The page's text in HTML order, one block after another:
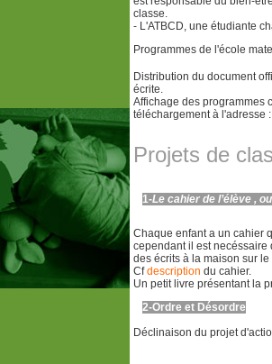
classe.
- L'ATBCD, une étudiante
Programmes de l'école
Distribution du document
écrite.
Affichage des programmes
téléchargement à l'adresse
Projets de
1-Le cahier de l’élève ,
Chaque enfant a un cahier
cependant il est necéssaire
des écrits à la maison sur
Cfdescription du cahier.
Un petit livre présentant la
2-Ordre et Désordre
Déclinaison du projet